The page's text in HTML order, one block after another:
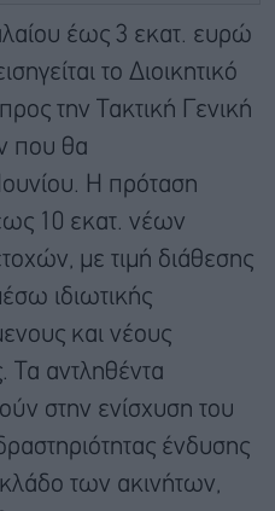
έως 3 εκατ. ευρώ
το Διοικητικό
προς την Τακτική Γενική
που θα
Η πρόταση
10 εκατ. νέων
με τιμή διάθεσης
ιδιωτικής
και νέους
Τα αντληθέντα
στην ενίσχυση του
ένδυσης
των ακινήτων,